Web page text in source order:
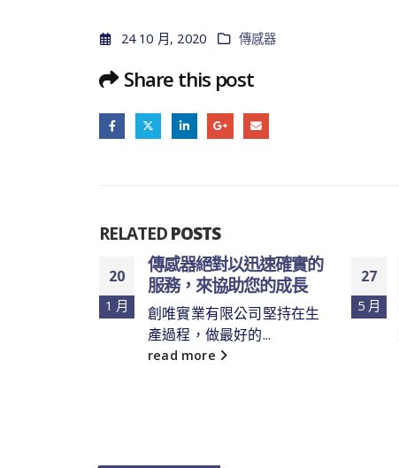
24 10 月, 2020 傳感器
Share this post
RELATEDPOSTS
20
1 月
傳感器絕對以迅速確實的
服務，來協助您的成長
創唯實業有限公司堅持在生
產過程，做最好的...
read more
27
5 月